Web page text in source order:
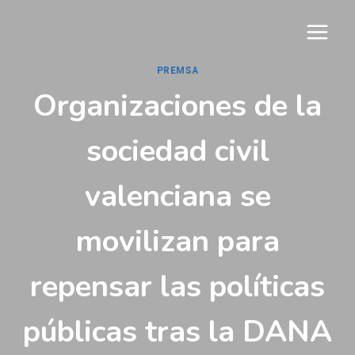
PREMSA
Organizaciones de la
sociedad civil
valenciana se
movilizan para
repensar las políticas
públicas tras la DANA